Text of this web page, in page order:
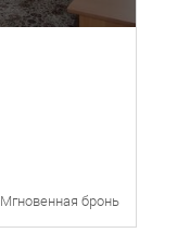
Мгновенная бронь